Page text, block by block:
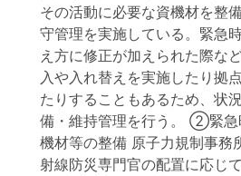
その活動に必要な資機材を整
守管理を実施している。緊急
え方に修正が加えられた際な
入や入れ替えを実施したり拠
たりすることもあるため、状
備・維持管理を行う。 ②緊急
機材等の整備 原子力規制事務
射線防災専門官の配置に応じ